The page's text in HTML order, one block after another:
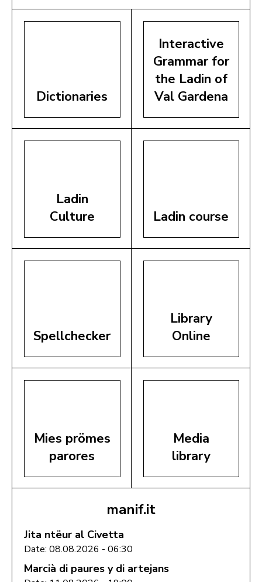
Dictionaries
Interactive
Grammar for
the Ladin of
Val Gardena
Ladin
Culture
Ladin course
Spellchecker
Library
Online
Mies prömes
parores
Media
library
manif.it
Jita ntëur al Civetta
Date: 08.08.2026 - 06:30
Marcià di paures y di artejans